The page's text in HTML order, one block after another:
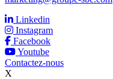
Linkedin
Instagram
Facebook
Youtube
Contactez-nous
X